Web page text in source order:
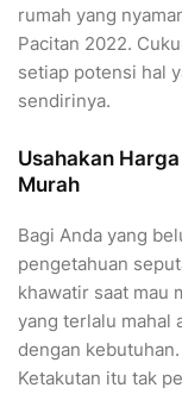
rumah yang
Pacitan 2022.
setiap potensi hal
sendirinya.
Usahakan
Murah
Bagi Anda yang
pengetahuan
khawatir saat mau
yang terlalu mahal
dengan
Ketakutan itu tak